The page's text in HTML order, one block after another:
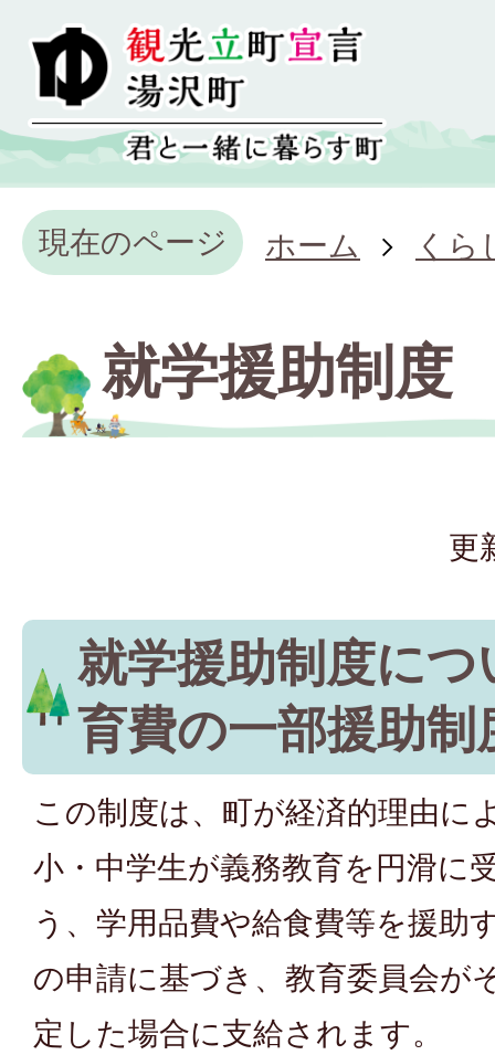
現在のページ ホーム くら
就学援助制度
更
就学援助制度に
育費の一部援助制
この制度は、町が経済的理由に
小・中学生が義務教育を円滑に
う、学用品費や給食費等を援助
の申請に基づき、教育委員会が
定した場合に支給されます。